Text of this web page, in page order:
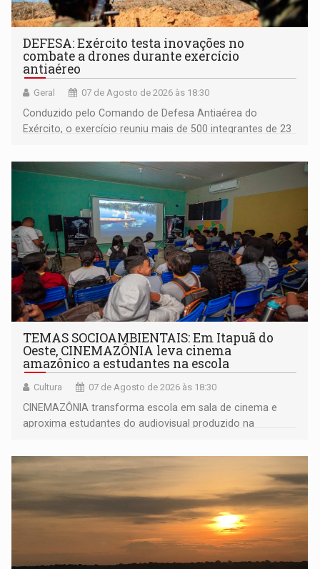
DEFESA: Exército testa inovações no
combate a drones durante exercício
antiaéreo
Geral 07 de Agosto de 2026 às 18:30
Conduzido pelo Comando de Defesa Antiaérea do
Exército, o exercício reuniu mais de 500 integrantes de 23
TEMAS SOCIOAMBIENTAIS: Em Itapuã do
Oeste, CINEMAZÔNIA leva cinema
amazônico a estudantes na escola
Cultura 07 de Agosto de 2026 às 18:30
CINEMAZÔNIA transforma escola em sala de cinema e
aproxima estudantes do audiovisual produzido na